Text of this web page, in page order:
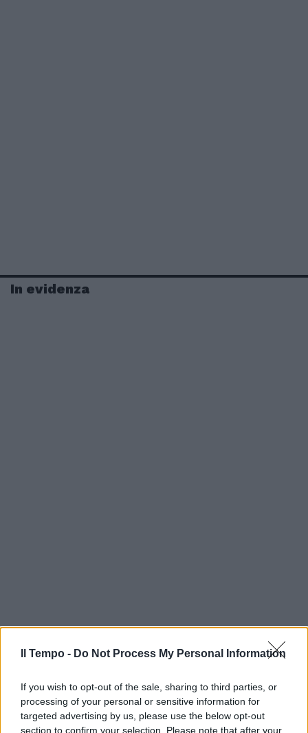
Il Tempo - Do Not Process My Personal Information
If you wish to opt-out of the sale, sharing to third parties, or
processing of your personal or sensitive information for
targeted advertising by us, please use the below opt-out
section to confirm your selection. Please note that after your
In evidenza